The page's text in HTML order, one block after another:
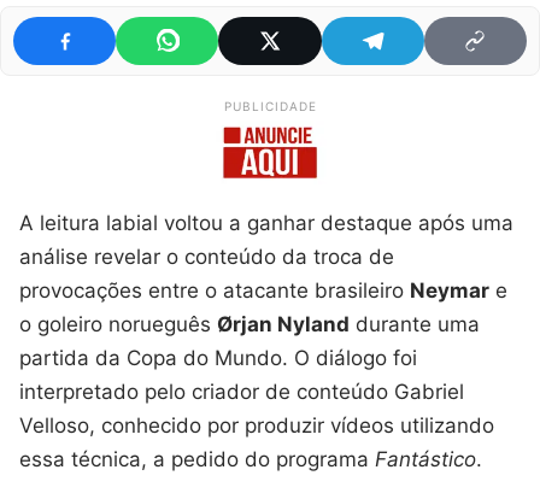
PUBLICIDADE
A leitura labial voltou a ganhar destaque após uma
análise revelar o conteúdo da troca de
provocações entre o atacante brasileiro Neymar e
o goleiro norueguês Ørjan Nyland durante uma
partida da Copa do Mundo. O diálogo foi
interpretado pelo criador de conteúdo Gabriel
Velloso, conhecido por produzir vídeos utilizando
essa técnica, a pedido do programa Fantástico.